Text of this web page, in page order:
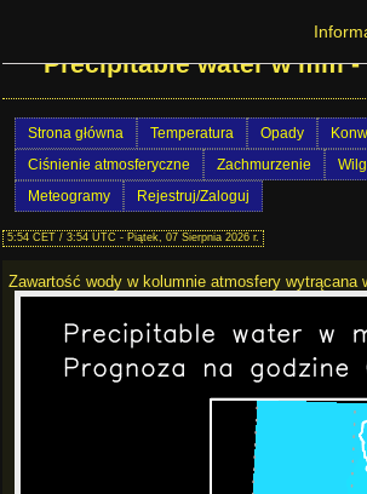
Prognoza pogody na
Precipitable water w mm -
Strona główna Temperatura Opady
Ciśnienie atmosferyczne
Zachmurzenie
Meteogramy
Rejestruj/Zaloguj
5:54 CET / 3:54 UTC - Piątek, 07 Sierpnia 2026 r.
Zawartość wody w kolumnie atmosfery wytrącana